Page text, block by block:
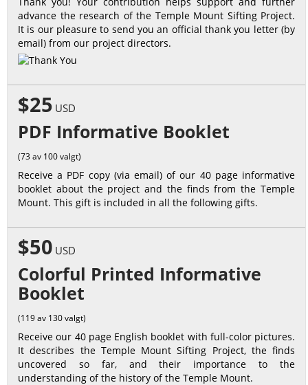
advance the research of the Temple Mount Sifting Project.
It is our pleasure to send you an official thank you letter (by
email) from our project directors.
$25 USD
PDF Informative Booklet
(73 av 100 valgt)
Receive a PDF copy (via email) of our 40 page informative
booklet about the project and the finds from the Temple
Mount. This gift is included in all the following gifts.
$50 USD
Colorful Printed Informative
Booklet
(119 av 130 valgt)
Receive our 40 page English booklet with full-color pictures.
It describes the Temple Mount Sifting Project, the finds
uncovered so far, and their importance to the
understanding of the history of the Temple Mount.